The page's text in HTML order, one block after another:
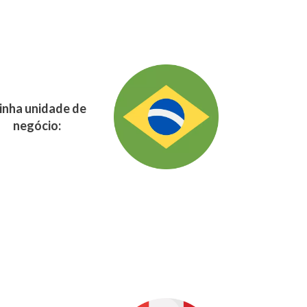
unidade de
negócio: